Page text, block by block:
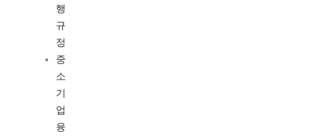
행
규
정
중
소
기
업
융